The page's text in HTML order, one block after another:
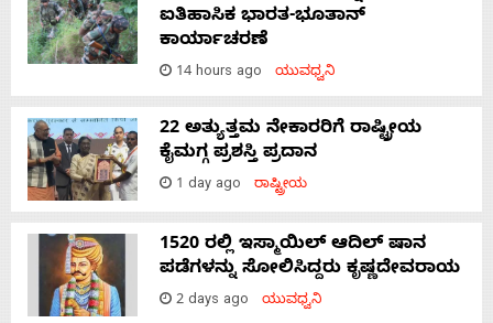
ಐತಿಹಾಸಿಕ ಭಾರತ-ಭೂತಾನ್
ಕಾರ್ಯಾಚರಣೆ
14 hours ago ಯುವಧ್ವನಿ
22 ಅತ್ಯುತ್ತಮ ನೇಕಾರರಿಗೆ ರಾಷ್ಟ್ರೀಯ
ಕೈಮಗ್ಗ ಪ್ರಶಸ್ತಿ ಪ್ರದಾನ
1 day ago ರಾಷ್ಟ್ರೀಯ
1520 ರಲ್ಲಿ ಇಸ್ಮಾಯಿಲ್ ಆದಿಲ್ ಷಾನ
ಪಡೆಗಳನ್ನು ಸೋಲಿಸಿದ್ದರು ಕೃಷ್ಣದೇವರಾಯ
2 days ago ಯುವಧ್ವನಿ